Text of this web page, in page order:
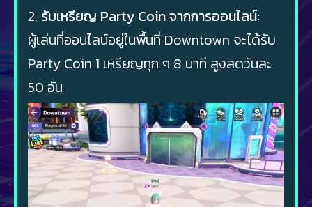
2. รับเหรียญ Party Coin จากการออนไลน์:
ผู้เล่นที่ออนไลน์อยู่ในพื้นที่ Downtown จะได้รับ
Party Coin 1 เหรียญทุก ๆ 8 นาที สูงสดวันละ
50 อัน